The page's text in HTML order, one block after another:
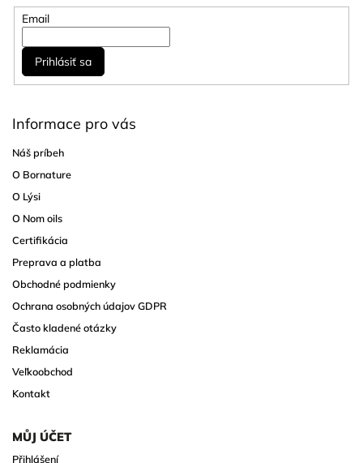
Email
Prihlásiť sa
Informace pro vás
Náš príbeh
O Bornature
O Lýsi
O Nom oils
Certifikácia
Preprava a platba
Obchodné podmienky
Ochrana osobných údajov GDPR
Často kladené otázky
Reklamácia
Veľkoobchod
Kontakt
MŮJ ÚČET
Přihlášení